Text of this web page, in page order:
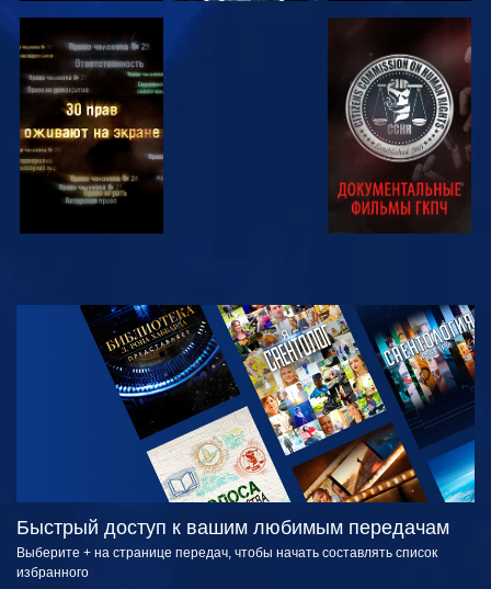
СМОТРЕТЬ СМОТРЕТЬ
СМОТРЕТЬ
СМОТРЕТЬ
ПЕРЕДАЧИ
Быстрый доступ к вашим любимым передачам
Выберите + на странице передач, чтобы начать составлять список
избранного